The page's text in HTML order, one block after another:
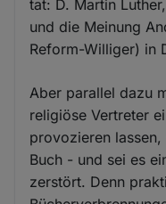
tat: D. Martin
und die Meinung
Reform-Williger) in
Aber parallel dazu
religiöse Vertreter
provozieren
Buch - und sei es
zerstört. Denn